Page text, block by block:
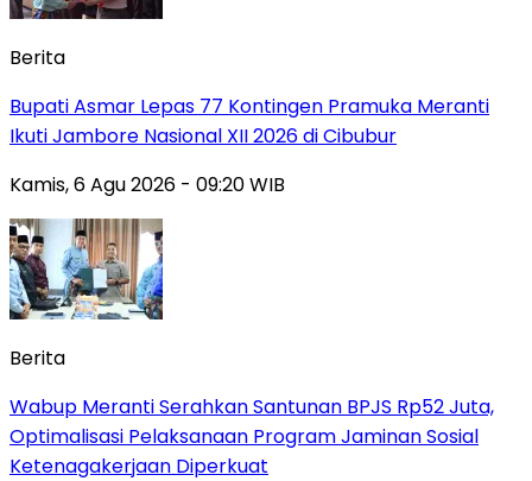
Berita
Bupati Asmar Lepas 77 Kontingen Pramuka Meranti
Ikuti Jambore Nasional XII 2026 di Cibubur
Kamis, 6 Agu 2026 - 09:20 WIB
Berita
Wabup Meranti Serahkan Santunan BPJS Rp52 Juta,
Optimalisasi Pelaksanaan Program Jaminan Sosial
Ketenagakerjaan Diperkuat